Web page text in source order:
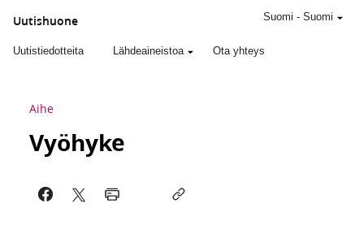
Uutishuone
Uutistiedotteita Lähdeaineistoa Ota yhteys
Suomi - Suomi
Aihe
Vyöhyke